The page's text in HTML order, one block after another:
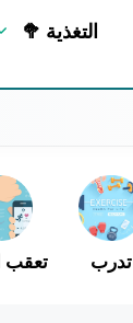
🥦 التغذية
تعقب تدرب